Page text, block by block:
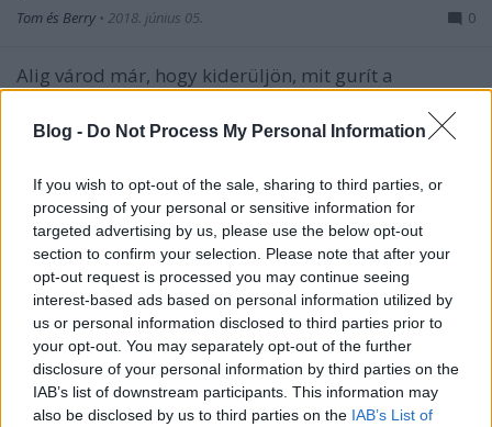
Blog - Do Not Process My Personal Information
If you wish to opt-out of the sale, sharing to third parties, or
processing of your personal or sensitive information for
targeted advertising by us, please use the below opt-out
section to confirm your selection. Please note that after your
opt-out request is processed you may continue seeing
interest-based ads based on personal information utilized by
us or personal information disclosed to third parties prior to
your opt-out. You may separately opt-out of the further
disclosure of your personal information by third parties on the
IAB’s list of downstream participants. This information may
also be disclosed by us to third parties on the IAB’s List of
Tom és Berry • 2018. június 05. 0
Alig várod már, hogy kiderüljön, mit gurít a
BlackBerry Mobile a KEYone után? Oké, egy-két
dolog már kiderült a KEY2-ről (többek közt a neve is)